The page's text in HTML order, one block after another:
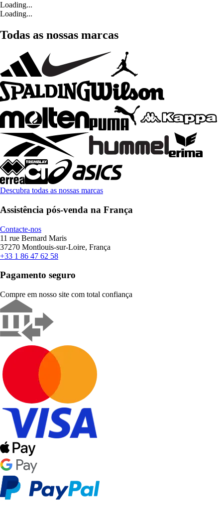
Loading...
Loading...
Todas as nossas marcas
Descubra todas as nossas marcas
Assistência pós-venda na França
Contacte-nos
11 rue Bernard Maris
37270 Montlouis-sur-Loire, França
+33 1 86 47 62 58
Pagamento seguro
Compre em nosso site com total confiança